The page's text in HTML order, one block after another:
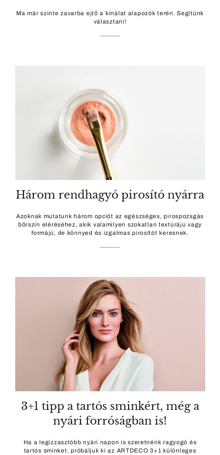
Ma már szinte zavarba ejtő a kínálat alapozók terén. Segítünk
választani!
Három rendhagyó pirosító nyárra
Azoknak mutatunk három opciót az egészséges, pirospozsgás
bőrszín eléréséhez, akik valamilyen szokatlan textúrájú vagy
formájú, de könnyed és izgalmas pirosítót keresnek.
3+1 tipp a tartós sminkért, még a
nyári forróságban is!
Ha a legizzasztóbb nyári napon is szeretnénk ragyogó és
tartós sminket, próbáljuk ki az ARTDECO 3+1 különleges